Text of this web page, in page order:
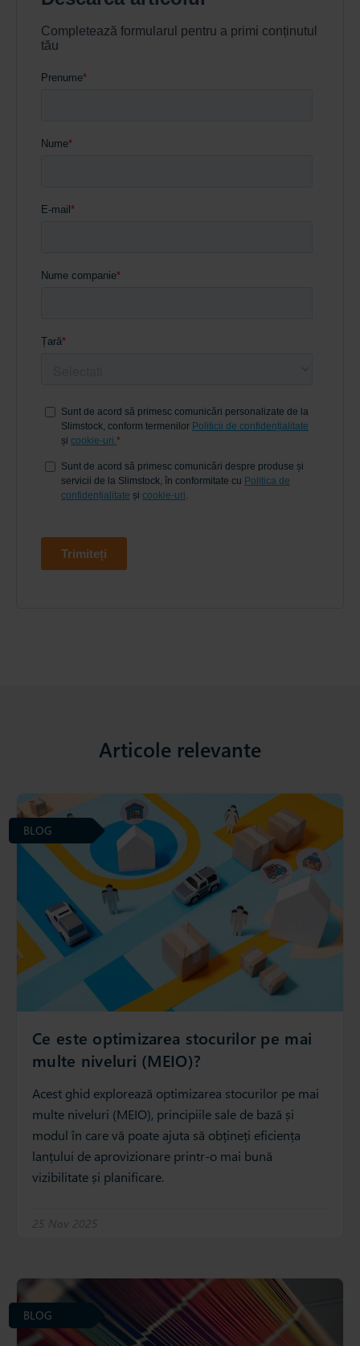
Articole relevante
Ce este optimizarea stocurilor pe mai
multe niveluri (MEIO)?
Acest ghid explorează optimizarea stocurilor pe mai
multe niveluri (MEIO), principiile sale de bază și
modul în care vă poate ajuta să obțineți eficiența
lanțului de aprovizionare printr-o mai bună
vizibilitate și planificare.
25 Nov 2025
BLOG
BLOG